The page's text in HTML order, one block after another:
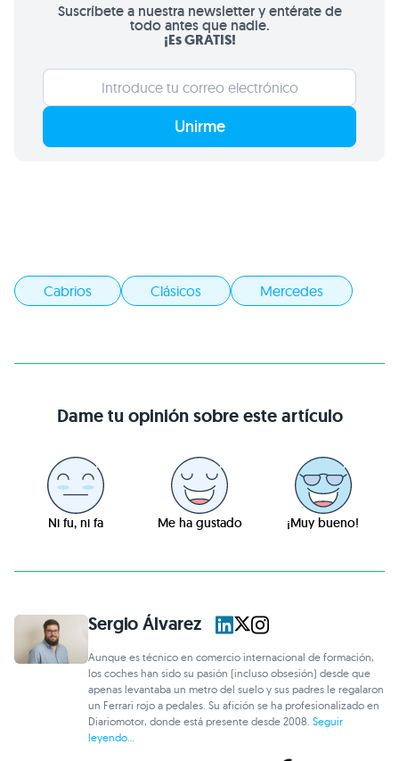
Suscríbete a nuestra newsletter y entérate de
todo antes que nadie.
¡Es GRATIS!
Unirme
Cabrios Clásicos Mercedes
Dame tu opinión sobre este artículo
Ni fu, ni fa Me ha gustado ¡Muy bueno!
Sergio Álvarez
Aunque es técnico en comercio internacional de formación,
los coches han sido su pasión (incluso obsesión) desde que
apenas levantaba un metro del suelo y sus padres le regalaron
un Ferrari rojo a pedales. Su afición se ha profesionalizado en
Diariomotor, donde está presente desde 2008.Seguir
leyendo...